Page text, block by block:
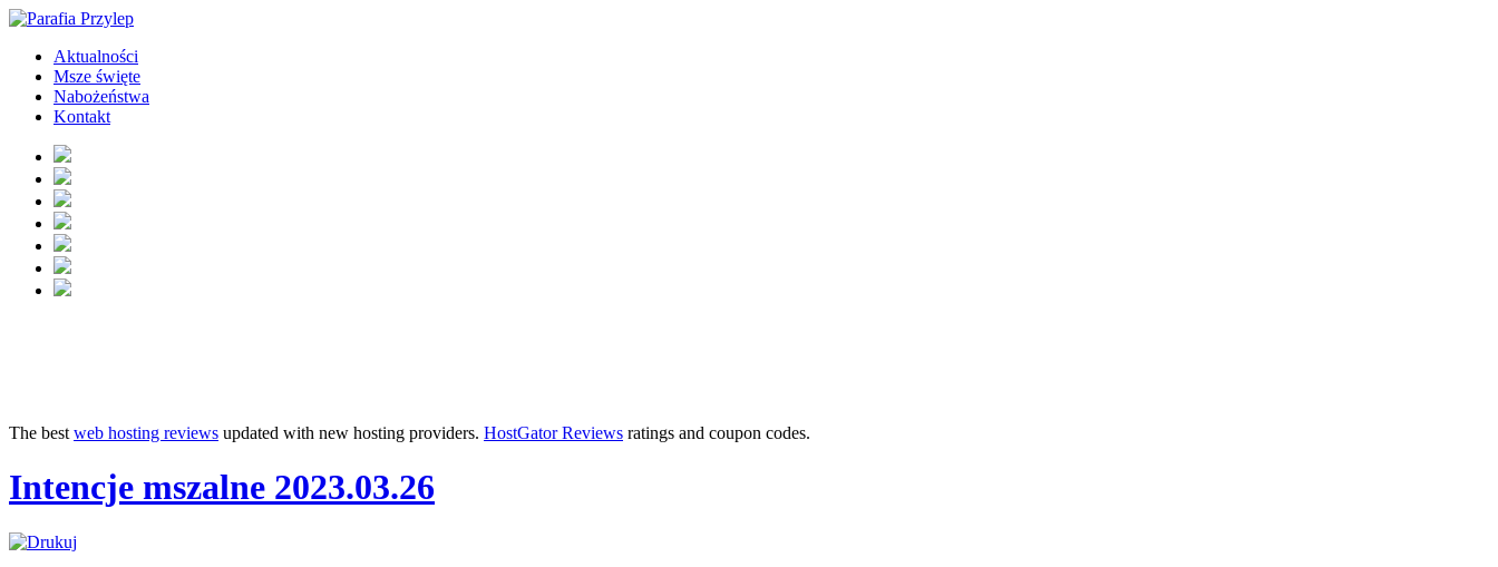
Aktualności
Msze święte
Nabożeństwa
Kontakt
The best web hosting reviews updated with new hosting providers. HostGator Reviews ratings and coupon codes.
Intencje mszalne 2023.03.26